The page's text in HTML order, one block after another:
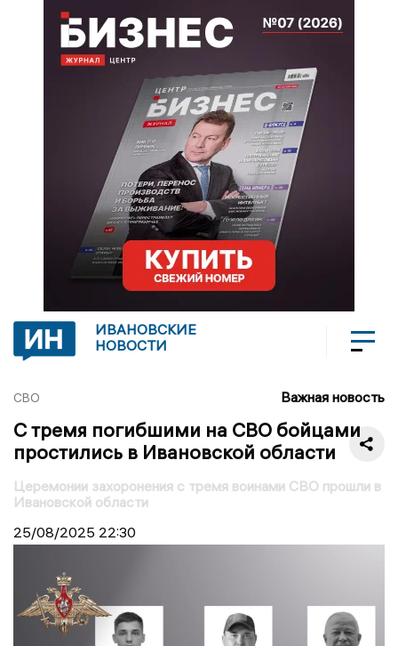
ИВАНОВСКИЕ
НОВОСТИ
СВО Важная новость
С тремя погибшими на СВО бойцами
простились в Ивановской области
Церемонии захоронения с тремя воинами СВО прошли в
Ивановской области
25/08/2025 22:30